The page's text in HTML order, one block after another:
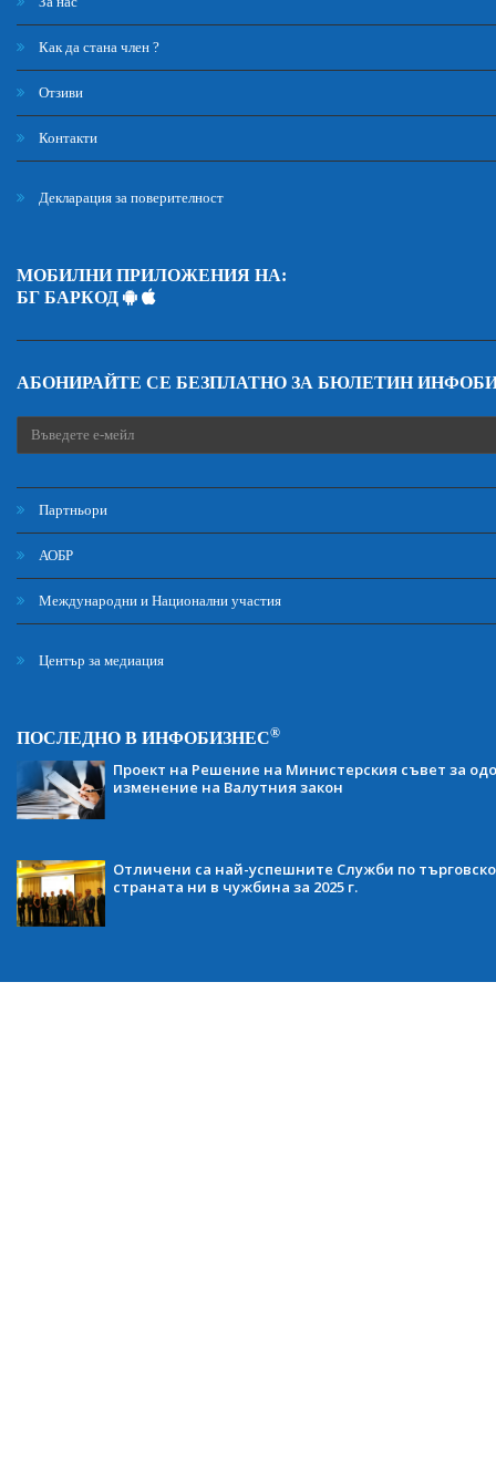
Как да стана член ?
Отзиви
Контакти
Декларация за поверителност
МОБИЛНИ ПРИЛОЖЕНИЯ НА:
БГ БАРКОД
АБОНИРАЙТЕ СЕ БЕЗПЛАТНО ЗА БЮЛЕТИН
Партньори
АОБР
Международни и Национални участия
Център за медиация
ПОСЛЕДНО В ИНФОБИЗНЕС®
Проект на Решение на Министерския съвет за
изменение на Валутния закон
Отличени са най-успешните Служби по
страната ни в чужбина за 2025 г.